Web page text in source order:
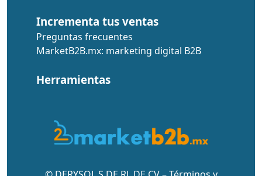
Incrementa tus ventas
Preguntas frecuentes
MarketB2B.mx: marketing digital B2B
Herramientas